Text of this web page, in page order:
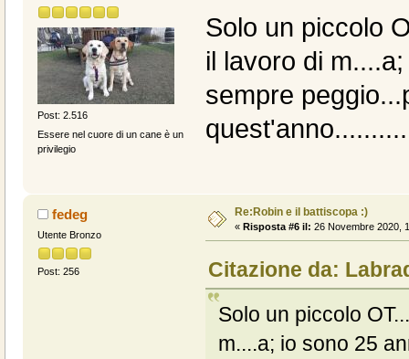
Post: 2.516
Essere nel cuore di un cane è un
privilegio
Solo un piccolo
il lavoro di
sempre
fedeg
Utente Bronzo
Post: 256
Re:Robin e il battiscopa :)
« Risposta #6 il: 26 Novembre 2020,
Citazione da:
Solo un piccolo
m....a; io sono 25